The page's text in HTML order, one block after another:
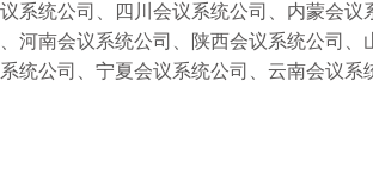
系统公司 、四川 会议系统公司 、内蒙会议
、河南会议系统公司 、陕西会议系统公司
系统公司 、宁夏会议系统公司 、云南会议系